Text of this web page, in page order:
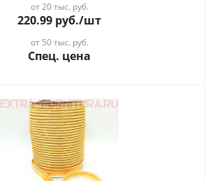
от 20 тыс. руб.
220.99 руб./шт
от 50 тыс. руб.
Спец. цена